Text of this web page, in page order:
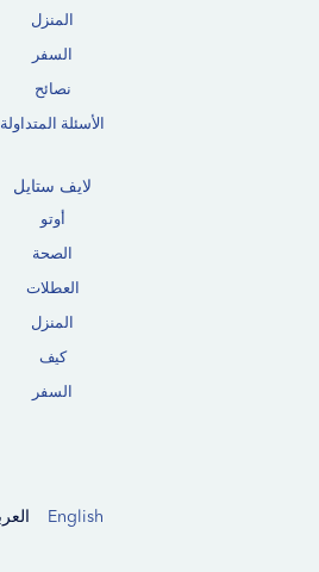
المنزل
السفر
نصائح
الأسئلة المتداولة
لايف ستايل
أوتو
الصحة
العطلات
المنزل
كيف
السفر
English